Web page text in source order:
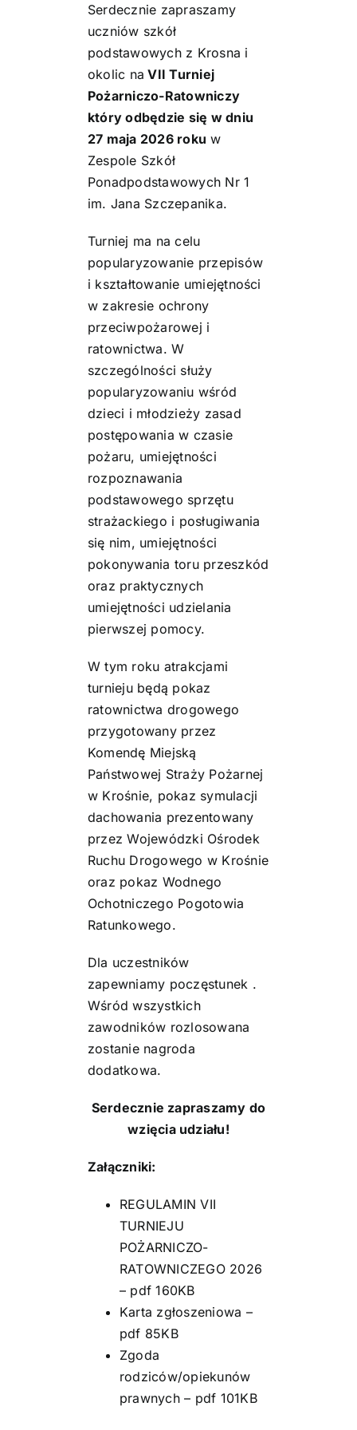
Serdecznie zapraszamy
uczniów szkół
podstawowych z Krosna i
okolic na VII Turniej
Pożarniczo-Ratowniczy
który odbędzie się w dniu
27 maja 2026 roku w
Zespole Szkół
Ponadpodstawowych Nr 1
im. Jana Szczepanika.
Turniej ma na celu
popularyzowanie przepisów
i kształtowanie umiejętności
w zakresie ochrony
przeciwpożarowej i
ratownictwa. W
szczególności służy
popularyzowaniu wśród
dzieci i młodzieży zasad
postępowania w czasie
pożaru, umiejętności
rozpoznawania
podstawowego sprzętu
strażackiego i posługiwania
się nim, umiejętności
pokonywania toru przeszkód
oraz praktycznych
umiejętności udzielania
pierwszej pomocy.
W tym roku atrakcjami
turnieju będą pokaz
ratownictwa drogowego
przygotowany przez
Komendę Miejską
Państwowej Straży Pożarnej
w Krośnie, pokaz symulacji
dachowania prezentowany
przez Wojewódzki Ośrodek
Ruchu Drogowego w Krośnie
oraz pokaz Wodnego
Ochotniczego Pogotowia
Ratunkowego.
Dla uczestników
zapewniamy poczęstunek .
Wśród wszystkich
zawodników rozlosowana
zostanie nagroda
dodatkowa.
Serdecznie zapraszamy do
wzięcia udziału!
Załączniki:
REGULAMIN VII
TURNIEJU
POŻARNICZO-
RATOWNICZEGO 2026
– pdf 160KB
Karta zgłoszeniowa –
pdf 85KB
Zgoda
rodziców/opiekunów
prawnych– pdf 101KB